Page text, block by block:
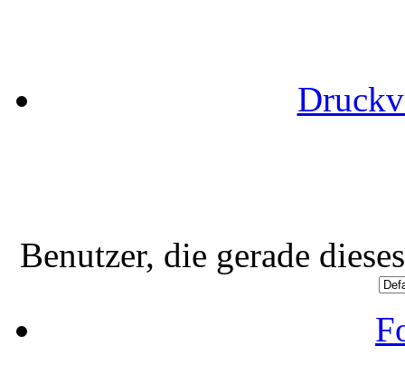
Benutzer, die gerade